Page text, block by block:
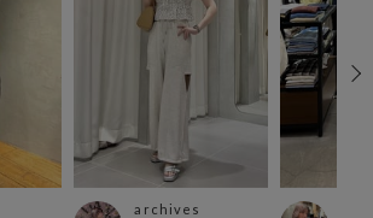
archives